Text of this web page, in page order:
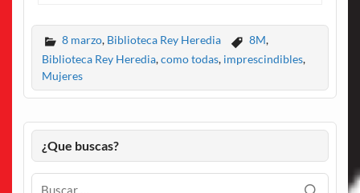
8 marzo, Biblioteca Rey Heredia 8M,
Biblioteca Rey Heredia,como todas, imprescindibles,
Mujeres
¿Que buscas?